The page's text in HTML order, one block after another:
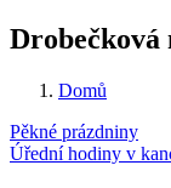
Drobečková
Domů
Pěkné prázdniny
Úřední hodiny v